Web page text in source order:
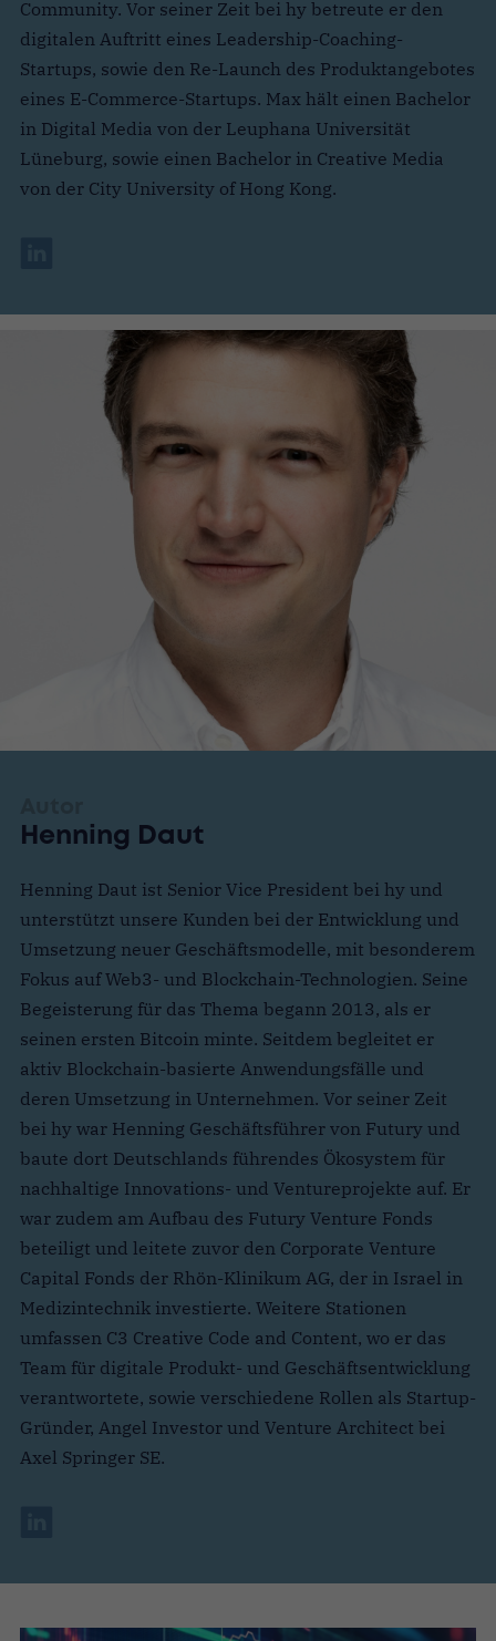
Community. Vor seiner Zeit bei hy betreute er den
digitalen Auftritt eines Leadership-Coaching-
Startups, sowie den Re-Launch des Produktangebotes
eines E-Commerce-Startups. Max hält einen Bachelor
in Digital Media von der Leuphana Universität
Lüneburg, sowie einen Bachelor in Creative Media
von der City University of Hong Kong.
Henning Daut
Henning Daut ist Senior Vice President bei hy und
unterstützt unsere Kunden bei der Entwicklung und
Umsetzung neuer Geschäftsmodelle, mit besonderem
Fokus auf Web3- und Blockchain-Technologien. Seine
Begeisterung für das Thema begann 2013, als er
seinen ersten Bitcoin minte. Seitdem begleitet er
aktiv Blockchain-basierte Anwendungsfälle und
deren Umsetzung in Unternehmen. Vor seiner Zeit
bei hy war Henning Geschäftsführer von Futury und
baute dort Deutschlands führendes Ökosystem für
nachhaltige Innovations- und Ventureprojekte auf. Er
war zudem am Aufbau des Futury Venture Fonds
beteiligt und leitete zuvor den Corporate Venture
Capital Fonds der Rhön-Klinikum AG, der in Israel in
Medizintechnik investierte. Weitere Stationen
umfassen C3 Creative Code and Content, wo er das
Team für digitale Produkt- und Geschäftsentwicklung
verantwortete, sowie verschiedene Rollen als Startup-
Gründer, Angel Investor und Venture Architect bei
Axel Springer SE.